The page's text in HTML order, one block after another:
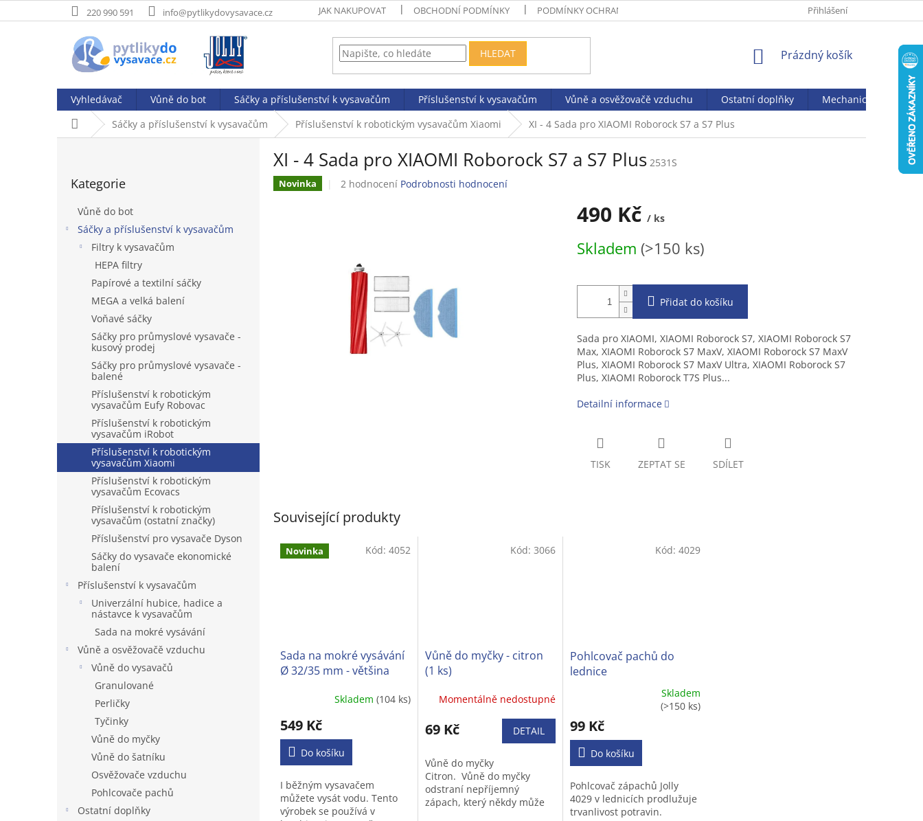
na
220 990 591 info@pytlikydovysavace.cz JAK NAKUPOVAT OBCHODNÍ PODMÍNKY PODMÍNKY OCHRANY OSOBNÍCH ÚDAJŮ Přihlášení
HLEDAT
NÁKUPNÍ
Prázdný košík
Vyhledávač Vůně do bot Sáčky a příslušenství k vysavačům Příslušenství k vysavačům Vůně a osvěžovačě vzduchu Ostatní doplňky
Mechanický vysavač
Domů Sáčky a příslušenství k vysavačům Příslušenství k robotickým vysavačům Xiaomi XI - 4 Sada pro XIAOMI Roborock S7 a S7 Plus
kategorie
Kategorie
Vůně do bot
Sáčky a příslušenství k vysavačům
Filtry k vysavačům
HEPA filtry
Papírové a textilní sáčky
MEGA a velká balení
Voňavé sáčky
Sáčky pro průmyslové vysavače -
kusový prodej
Sáčky pro průmyslové vysavače -
balené
Příslušenství k robotickým
vysavačům Eufy Robovac
Příslušenství k robotickým
vysavačům iRobot
Příslušenství k robotickým
vysavačům Xiaomi
Příslušenství k robotickým
vysavačům Ecovacs
Příslušenství k robotickým
vysavačům (ostatní značky)
Příslušenství pro vysavače Dyson
Sáčky do vysavače ekonomické
balení
Příslušenství k vysavačům
Univerzální hubice, hadice a
nástavce k vysavačům
Sada na mokré vysávání
Vůně a osvěžovačě vzduchu
Vůně do vysavačů
Granulované
Perličky
Tyčinky
Vůně do myčky
Vůně do šatníku
Osvěžovače vzduchu
Pohlcovače pachů
Ostatní doplňky
XI - 4 Sada pro XIAOMI Roborock S7 a S7 Plus 2531S
Novinka
Průměrné
hvězdiček.
2 hodnocení Podrobnosti hodnocení
490 Kč / ks
cena:
Skladem (>150 ks)
Přidat do košíku
Sada pro XIAOMI, XIAOMI Roborock S7, XIAOMI Roborock S7
Max, XIAOMI Roborock S7 MaxV, XIAOMI Roborock S7 MaxV
Plus, XIAOMI Roborock S7 MaxV Ultra, XIAOMI Roborock S7
Plus, XIAOMI Roborock T7S Plus...
Detailní informace
TISK ZEPTAT SE SDÍLET
Související produkty
Novinka
Sada na mokré vysávání
Ø 32/35 mm - většina
produktu
je
3,2
z
5
hvězdiček.
Skladem (104 ks)
549 Kč
Do košíku
I běžným vysavačem
můžete vysát vodu. Tento
výrobek se používá v
Kód: 4052
Vůně do myčky - citron
(1 ks)
Momentálně nedostupné
69 Kč DETAIL
Vůně do myčky
Citron. Vůně do myčky
odstraní nepříjemný
zápach, který někdy může
Kód: 3066
Pohlcovač pachů do
lednice
produktu
je
5,0
z
5
hvězdiček.
Skladem
(>150 ks)
99 Kč
Do košíku
Pohlcovač zápachů Jolly
4029 v lednicích prodlužuje
trvanlivost potravin.
Kód:4029